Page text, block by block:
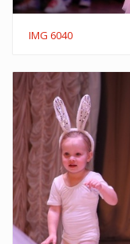
IMG 6040